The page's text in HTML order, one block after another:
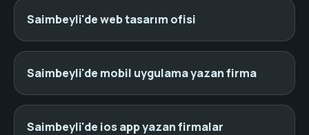
Saimbeyli'de web tasarım ofisi
Saimbeyli'de mobil uygulama yazan firma
Saimbeyli'de ios app yazan firmalar